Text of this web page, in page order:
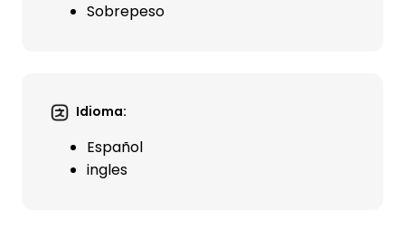
Sobrepeso
Idioma:
Español
ingles